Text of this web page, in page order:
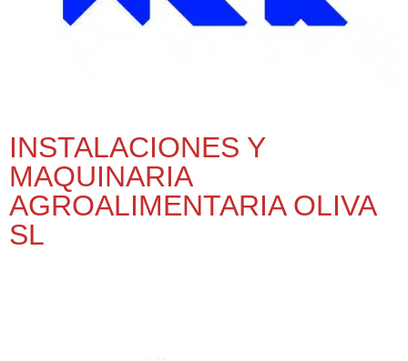
INSTALACIONES Y
MAQUINARIA
AGROALIMENTARIA OLIVA
SL